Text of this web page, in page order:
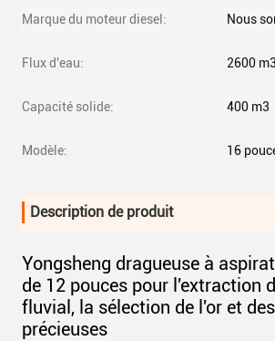
Marque du moteur diesel: Nous
Flux d'eau: 2600 m3
Capacité solide: 400 m3
Modèle: 16
Description de produit
Yongsheng dragueuse à
de 12 pouces pour l'extraction
fluvial, la sélection de l'or et
précieuses